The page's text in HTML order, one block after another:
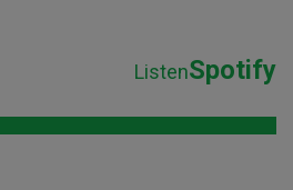
ListenSpotify